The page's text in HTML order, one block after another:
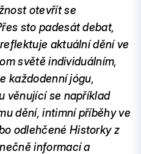
otevřít se
sto padesát debat,
aktuální dění ve
světě individuálním,
každodenní jógu,
věnující se například
dění, intimní příběhy ve
odlehčené Historky z
informací a